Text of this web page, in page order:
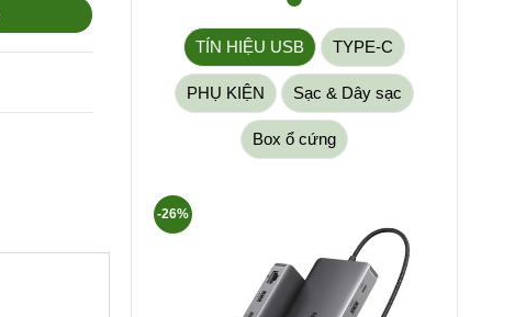
TÍN HIỆU USB TYPE-C
PHỤ KIỆN Sạc & Dây sạc
Box ổ cứng
-26%